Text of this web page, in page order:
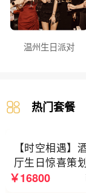
温州生日派对
热门套餐
【时空相遇】
厅生日惊喜策
感蓝色系
￥16800